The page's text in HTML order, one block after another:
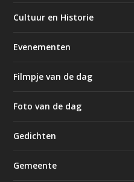
Cultuur en Historie
Evenementen
Filmpje van de dag
Foto van de dag
Gedichten
Gemeente